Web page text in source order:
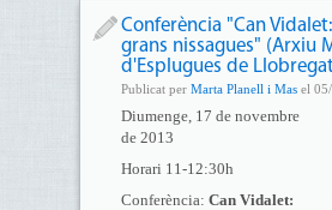
Conferència "Can
grans nissagues" (Arxiu
d'Esplugues de
Publicat per Marta Planell i Masel 05/
Diumenge, 17 de novembre
de 2013
Horari 11-12:30h
Conferència: Can Vidalet: